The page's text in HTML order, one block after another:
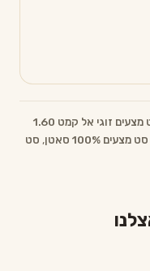
זוגי אל קמט 1.60
סט מצעים 100% סאטן , סט